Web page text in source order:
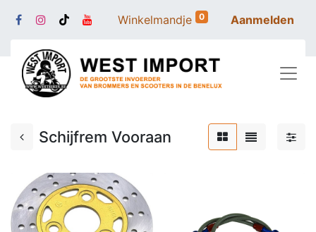
Winkelmandje 0 Aanmelden
Schijfrem Vooraan